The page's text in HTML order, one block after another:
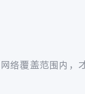
络覆盖范围内，